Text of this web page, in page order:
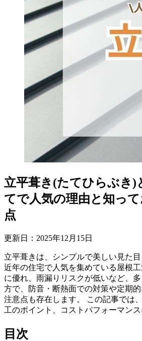
立平葺き(たてひらぶき)
てで人気の理由と知っ
点
更新日： 2025年12 月 15日
立平葺きは、シンプルで美しい見た目
近年の住宅で人気を集めている屋根
に優れ、雨漏りリスクが低いなど、
方で、防音・断熱面での対策や定期的
注意点も存在します。 この記事では
工のポイント、コストパフォーマンス
目次